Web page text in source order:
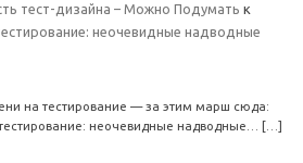
тест-дизайна – Можно Подумать к
неочевидные надводные
на тестирование — за этим марш сюда:
неочевидные надводные… […]